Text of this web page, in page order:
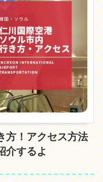
方！アクセス方法
介するよ